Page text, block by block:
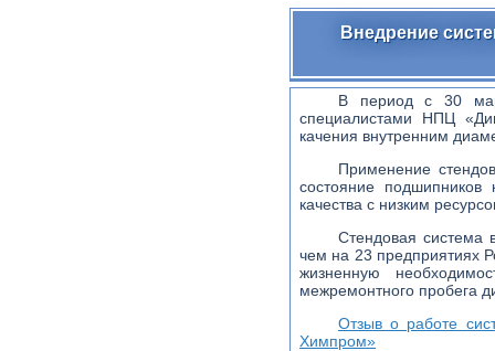
Внедрение
В период с 30
специалистами НПЦ
качения внутренним
Применение
состояние подшипников
качества с низким
Стендовая система
чем на 23 предприятиях
жизненную
межремонтного пробега
Отзыв о работе
Химпром»